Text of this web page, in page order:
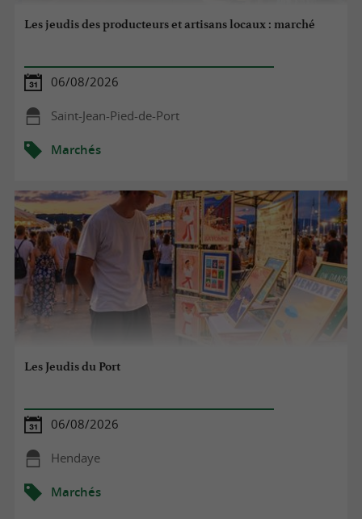
Les jeudis des producteurs et artisans locaux : marché
06/08/2026
Saint-Jean-Pied-de-Port
Marchés
Les Jeudis du Port
06/08/2026
Hendaye
Marchés